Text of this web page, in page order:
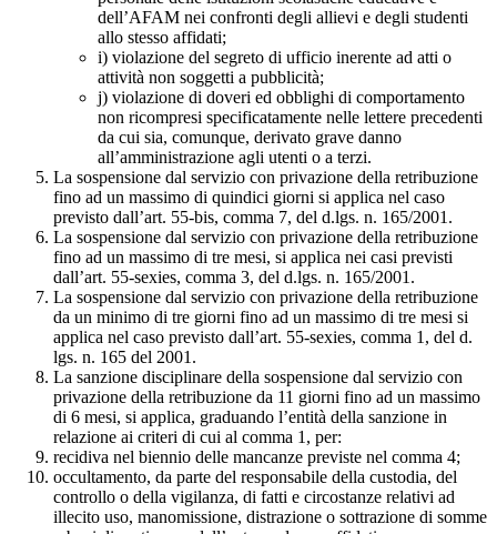
dell’AFAM nei confronti degli allievi e degli studenti
allo stesso affidati;
i) violazione del segreto di ufficio inerente ad atti o
attività non soggetti a pubblicità;
j) violazione di doveri ed obblighi di comportamento
non ricompresi specificatamente nelle lettere precedenti
da cui sia, comunque, derivato grave danno
all’amministrazione agli utenti o a terzi.
La sospensione dal servizio con privazione della retribuzione
fino ad un massimo di quindici giorni si applica nel caso
previsto dall’art. 55-bis, comma 7, del d.lgs. n. 165/2001.
La sospensione dal servizio con privazione della retribuzione
fino ad un massimo di tre mesi, si applica nei casi previsti
dall’art. 55-sexies, comma 3, del d.lgs. n. 165/2001.
La sospensione dal servizio con privazione della retribuzione
da un minimo di tre giorni fino ad un massimo di tre mesi si
applica nel caso previsto dall’art. 55-sexies, comma 1, del d.
lgs. n. 165 del 2001.
La sanzione disciplinare della sospensione dal servizio con
privazione della retribuzione da 11 giorni fino ad un massimo
di 6 mesi, si applica, graduando l’entità della sanzione in
relazione ai criteri di cui al comma 1, per:
recidiva nel biennio delle mancanze previste nel comma 4;
occultamento, da parte del responsabile della custodia, del
controllo o della vigilanza, di fatti e circostanze relativi ad
illecito uso, manomissione, distrazione o sottrazione di somme